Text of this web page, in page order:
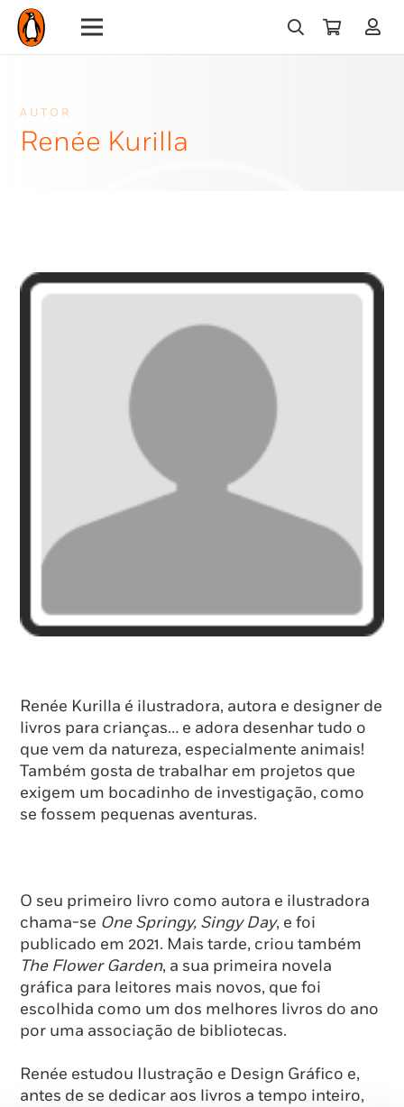
AUTOR
Renée Kurilla
Renée Kurilla é ilustradora, autora e designer de
livros para crianças… e adora desenhar tudo o
que vem da natureza, especialmente animais!
Também gosta de trabalhar em projetos que
exigem um bocadinho de investigação, como
se fossem pequenas aventuras.
O seu primeiro livro como autora e ilustradora
chama-se One Springy, Singy Day, e foi
publicado em 2021. Mais tarde, criou também
The Flower Garden, a sua primeira novela
gráfica para leitores mais novos, que foi
escolhida como um dos melhores livros do ano
por uma associação de bibliotecas.
Renée estudou Ilustração e Design Gráfico e,
antes de se dedicar aos livros a tempo inteiro,